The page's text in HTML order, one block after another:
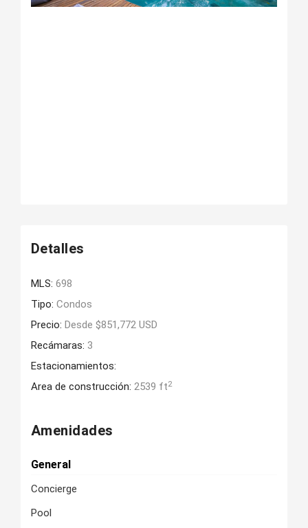
Detalles
MLS: 698
Tipo: Condos
Precio: Desde $851,772 USD
Recámaras: 3
Estacionamientos:
Area de construcción: 2539 ft2
Amenidades
General
Concierge
Pool